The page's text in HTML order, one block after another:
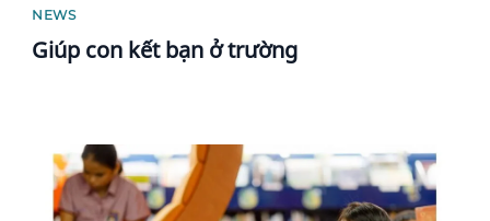
NEWS
Giúp con kết bạn ở trường
News image